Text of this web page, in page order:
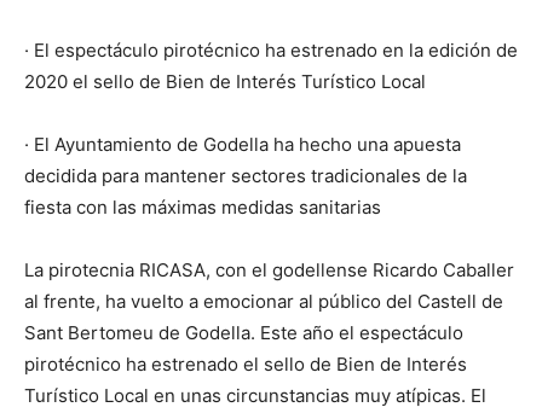
· El espectáculo pirotécnico ha estrenado en la edición de
2020 el sello de Bien de Interés Turístico Local
· El Ayuntamiento de Godella ha hecho una apuesta
decidida para mantener sectores tradicionales de la
fiesta con las máximas medidas sanitarias
La pirotecnia RICASA, con el godellense Ricardo Caballer
al frente, ha vuelto a emocionar al público del Castell de
Sant Bertomeu de Godella. Este año el espectáculo
pirotécnico ha estrenado el sello de Bien de Interés
Turístico Local en unas circunstancias muy atípicas. El